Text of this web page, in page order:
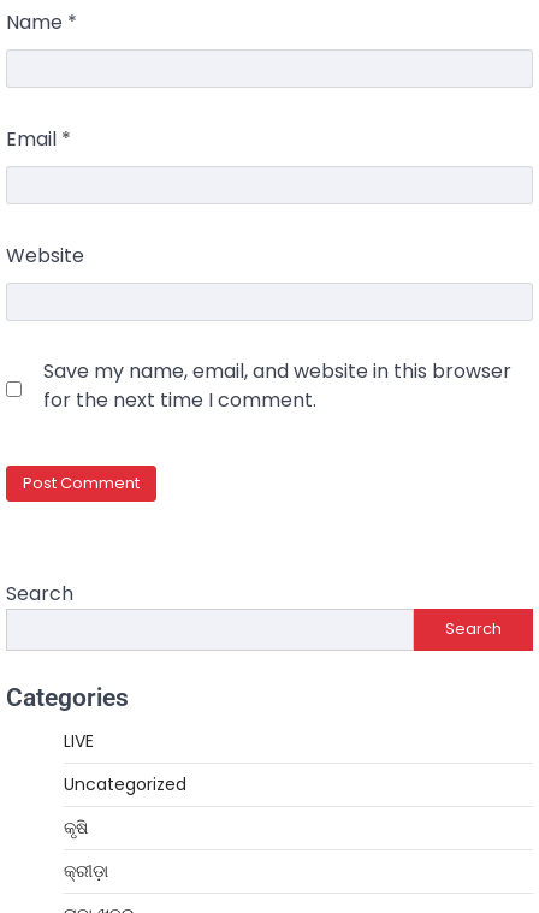
Name *
Email *
Website
Save my name, email, and website in this browser
for the next time I comment.
Search
Search
Categories
LIVE
Uncategorized
କୃଷି
କ୍ରୀଡ଼ା